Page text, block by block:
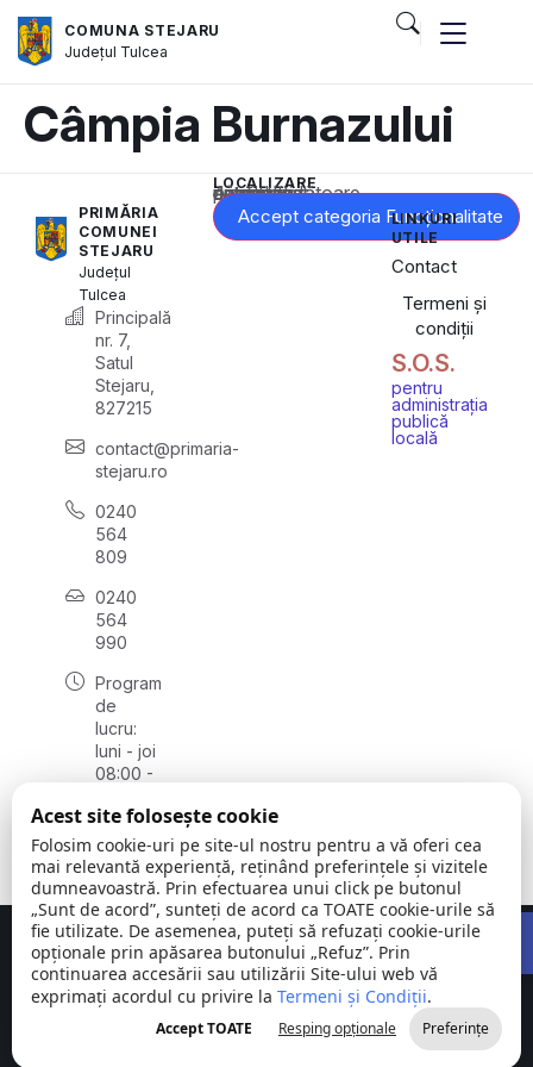
COMUNA STEJARU
Județul Tulcea
Câmpia Burnazului
PRIMĂRIA
COMUNEI
STEJARU
Județul
Tulcea
Principală
nr. 7,
Satul
Stejaru,
827215
contact@primaria-
stejaru.ro
0240
564
809
0240
564
990
Program
de
lucru:
luni - joi
08:00 -
vineri
08:00 -
14:00
LOCALIZARE
Acest conținut este blocat până când acceptați categoria corespunzătoare de cookie-uri.
Accept categoria Funcționalitate
LINKURI
UTILE
Contact
Termeni și
condiții
S.O.S.
pentru
administrația
publică
locală
Comuna
Stejaru |
județul Tulcea
©
2026
Toate
drepturile
rezervate
Concept realizat deBig Media Relații Publice SRL
Acest site folosește cookie
Folosim cookie-uri pe site-ul nostru pentru a vă oferi cea
mai relevantă experiență, reținând preferințele și vizitele
dumneavoastră. Prin efectuarea unui click pe butonul
„Sunt de acord”, sunteți de acord ca TOATE cookie-urile să
fie utilizate. De asemenea, puteți să refuzați cookie-urile
opționale prin apăsarea butonului „Refuz”. Prin
continuarea accesării sau utilizării Site-ului web vă
exprimați acordul cu privire la Termeni și Condiții.
Accept TOATE Resping opționale Preferințe